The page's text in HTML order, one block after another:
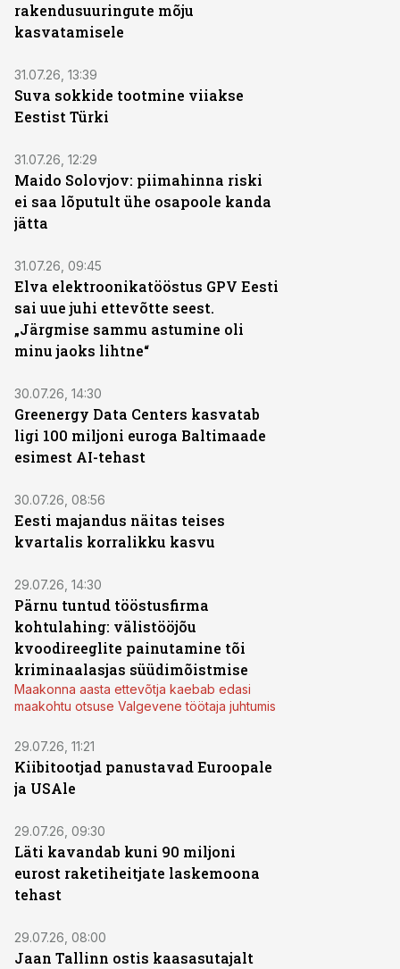
rakendusuuringute mõju
kasvatamisele
31.07.26, 13:39
Suva sokkide tootmine viiakse
Eestist Türki
31.07.26, 12:29
Maido Solovjov: piimahinna riski
ei saa lõputult ühe osapoole kanda
jätta
31.07.26, 09:45
Elva elektroonikatööstus GPV Eesti
sai uue juhi ettevõtte seest.
„Järgmise sammu astumine oli
minu jaoks lihtne“
30.07.26, 14:30
Greenergy Data Centers kasvatab
ligi 100 miljoni euroga Baltimaade
esimest AI-tehast
30.07.26, 08:56
Eesti majandus näitas teises
kvartalis korralikku kasvu
29.07.26, 14:30
Pärnu tuntud tööstusfirma
kohtulahing: välistööjõu
kvoodireeglite painutamine tõi
kriminaalasjas süüdimõistmise
Maakonna aasta ettevõtja kaebab edasi
maakohtu otsuse Valgevene töötaja juhtumis
29.07.26, 11:21
Kiibitootjad panustavad Euroopale
ja USAle
29.07.26, 09:30
Läti kavandab kuni 90 miljoni
eurost raketiheitjate laskemoona
tehast
29.07.26, 08:00
Jaan Tallinn ostis kaasasutajalt